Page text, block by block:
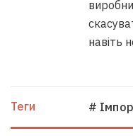
навіть
Теги #